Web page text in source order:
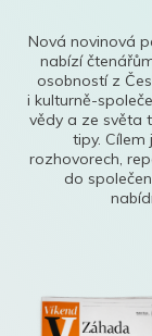
Nová novinová
nabízí
osobností z
i kulturně-
vědy a ze světa
tipy.
rozhovorech,
do